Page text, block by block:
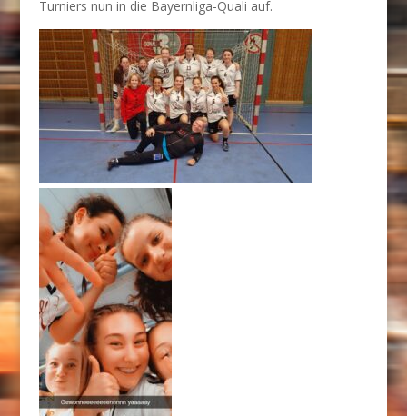
Turniers nun in die Bayernliga-Quali auf.